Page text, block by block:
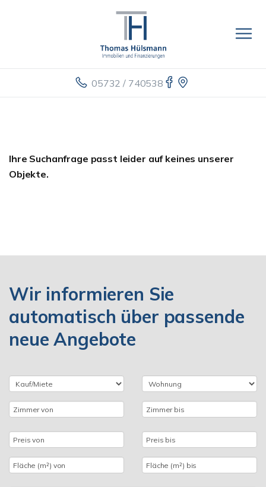
05732 / 740538
Ihre Suchanfrage passt leider auf keines unserer
Objekte.
Wir informieren Sie
automatisch über passende
neue Angebote